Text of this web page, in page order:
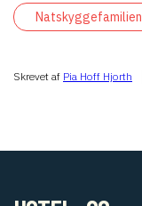
Natskyggefamilien
Skrevet af Pia Hoff Hjorth